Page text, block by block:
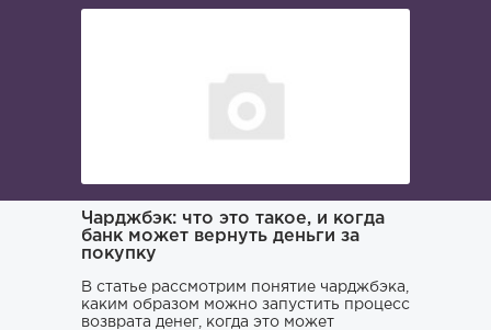
Чарджбэк: что это такое, и когда
банк может вернуть деньги за
покупку
В статье рассмотрим понятие чарджбэка,
каким образом можно запустить процесс
возврата денег, когда это может